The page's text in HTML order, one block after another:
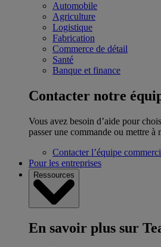
Automobile
Agriculture
Logistique
Fabrication
Commerce de détail
Santé
Banque et finance
Contacter notre
Vous avez besoin d’aide pour
passer une commande ou mettre à
Contacter l’équipe
Pour les entreprises
Ressources
En savoir plus sur